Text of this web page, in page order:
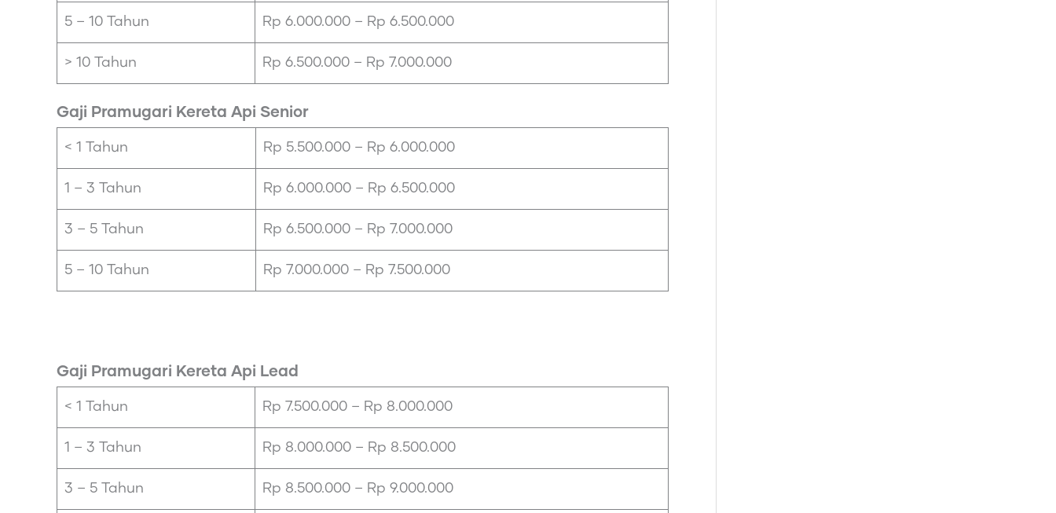
5 – 10 Tahun Rp 6.000.000 – Rp 6.500.000
> 10 Tahun Rp 6.500.000 – Rp 7.000.000
Gaji Pramugari Kereta Api Senior
< 1 Tahun Rp 5.500.000 – Rp 6.000.000
1 – 3 Tahun Rp 6.000.000 – Rp 6.500.000
3 – 5 Tahun Rp 6.500.000 – Rp 7.000.000
5 – 10 Tahun Rp 7.000.000 – Rp 7.500.000
Gaji Pramugari Kereta Api Lead
< 1 Tahun Rp 7.500.000 – Rp 8.000.000
1 – 3 Tahun Rp 8.000.000 – Rp 8.500.000
3 – 5 Tahun Rp 8.500.000 – Rp 9.000.000